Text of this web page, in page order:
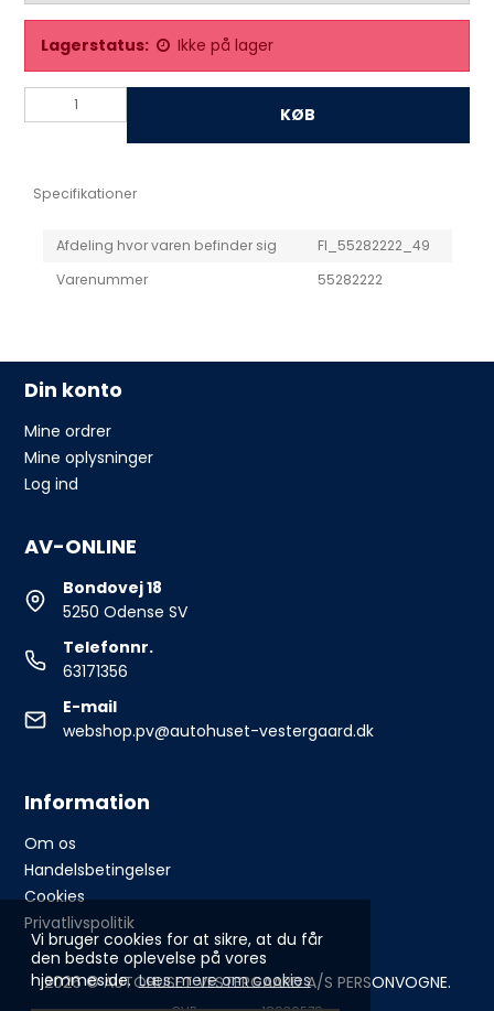
Vi bruger cookies for at sikre, at du får
den bedste oplevelse på vores
hjemmeside.Læs mere om cookies
Lagerstatus: Ikke på lager
KØB
Specifikationer
Afdeling hvor varen befinder sig
FI_55282222_49
Varenummer
55282222
Din konto
Mine ordrer
Mine oplysninger
Log ind
AV-ONLINE
Bondovej 18
5250 Odense SV
Telefonnr.
63171356
E-mail
webshop.pv@autohuset-vestergaard.dk
Information
Om os
Handelsbetingelser
Cookies
Privatlivspolitik
2026 © AUTOHUSET VESTERGAARD A/S PERSONVOGNE.